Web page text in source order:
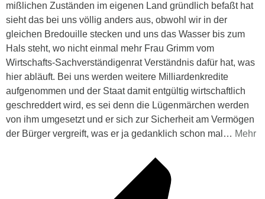
mißlichen Zuständen im eigenen Land gründlich befaßt hat
sieht das bei uns völlig anders aus, obwohl wir in der
gleichen Bredouille stecken und uns das Wasser bis zum
Hals steht, wo nicht einmal mehr Frau Grimm vom
Wirtschafts-Sachverständigenrat Verständnis dafür hat, was
hier abläuft. Bei uns werden weitere Milliardenkredite
aufgenommen und der Staat damit entgültig wirtschaftlich
geschreddert wird, es sei denn die Lügenmärchen werden
von ihm umgesetzt und er sich zur Sicherheit am Vermögen
der Bürger vergreift, was er ja gedanklich schon mal … Mehr